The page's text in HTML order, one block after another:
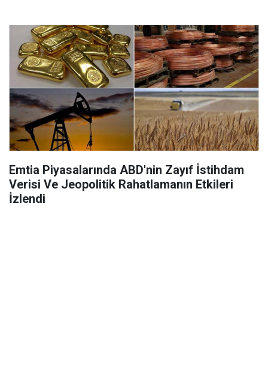
Emtia Piyasalarında ABD'nin Zayıf İstihdam
Verisi Ve Jeopolitik Rahatlamanın Etkileri
İzlendi